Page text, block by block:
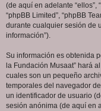
(de aquí en adelante “ellos”,
“phpBB Limited”, “phpBB
durante cualquier sesión de
información”).
Su información es obtenida
la Fundación Musaat” hará
cuales son un pequeño
temporales del navegador
un identificador de usuario
sesión anónima (de aquí en